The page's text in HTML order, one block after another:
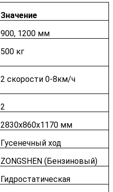
Значение
900, 1200 мм
500 кг
2 скорости 0-8км/ч
2
2830x860x1170 мм
Гусенечный ход
ZONGSHEN (Бензиновый)
Гидростатическая